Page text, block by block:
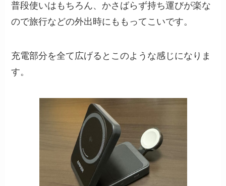
普段使いはもちろん、かさばらず持ち運びが楽な
ので旅行などの外出時にももってこいです。
充電部分を全て広げるとこのような感じになりま
す。